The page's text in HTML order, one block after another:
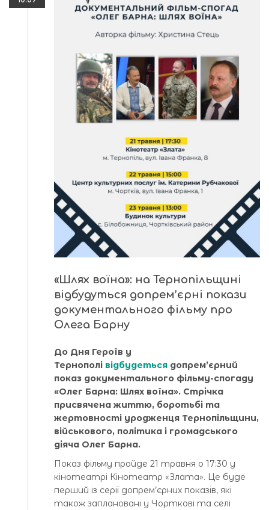
«Шлях воїна»: на Тернопільщині
відбудуться допрем’єрні покази
документального фільму про
Олега Барну
До Дня Героїв у
Тернополі відбудеться допрем’єрний
показ документального фільму-спогаду
«Олег Барна: Шлях воїна». Стрічка
присвячена життю, боротьбі та
жертовності уродженця Тернопільщини,
військового, політика і громадського
діяча Олег Барна.
Показ фільму пройде 21 травня о 17:30 у
кінотеатрі Кінотеатр «Злата». Це буде
перший із серії допрем’єрних показів, які
також заплановані у Чорткові та селі